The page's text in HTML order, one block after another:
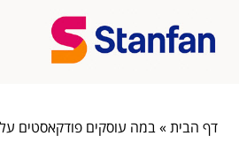
דף הבית»במה עוסקים פודקאסטים